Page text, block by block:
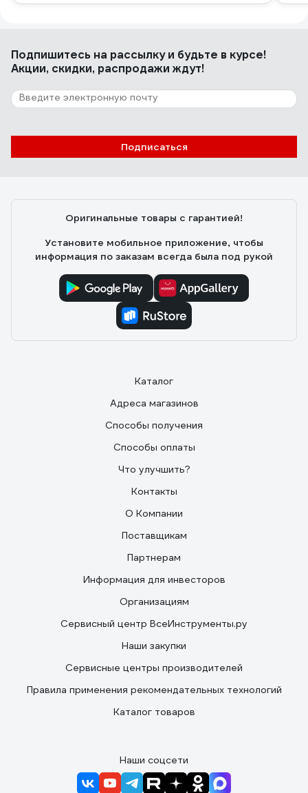
Подпишитесь на рассылкуи будьте в курсе!
Акции, скидки, распродажи ждут!
Подписаться
Оригинальные товары с гарантией!
Установите мобильное приложение, чтобы
информация по заказам всегда была под рукой
Каталог
Адреса магазинов
Способы получения
Способы оплаты
Что улучшить?
Контакты
О Компании
Поставщикам
Партнерам
Информация для инвесторов
Организациям
Сервисный центр ВсеИнструменты.ру
Наши закупки
Сервисные центры производителей
Правила применения рекомендательных технологий
Каталог товаров
Наши соцсети